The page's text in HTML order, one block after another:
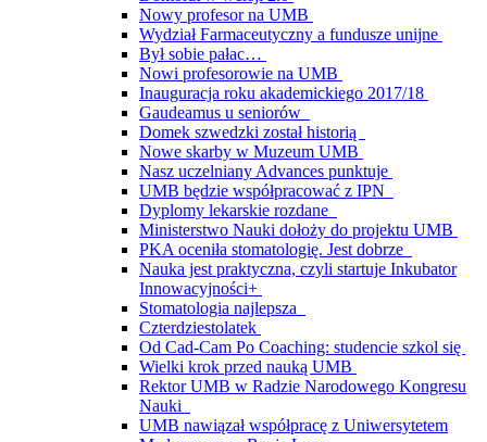
Nowy profesor na UMB
Wydział Farmaceutyczny a fundusze unijne
Był sobie pałac…
Nowi profesorowie na UMB
Inauguracja roku akademickiego 2017/18
Gaudeamus u seniorów
Domek szwedzki został historią
Nowe skarby w Muzeum UMB
Nasz uczelniany Advances punktuje
UMB będzie współpracować z IPN
Dyplomy lekarskie rozdane
Ministerstwo Nauki dołoży do projektu UMB
PKA oceniła stomatologię. Jest dobrze
Nauka jest praktyczna, czyli startuje Inkubator
Innowacyjności+
Stomatologia najlepsza
Czterdziestolatek
Od Cad-Cam Po Coaching: studencie szkol się
Wielki krok przed nauką UMB
Rektor UMB w Radzie Narodowego Kongresu
Nauki
UMB nawiązał współpracę z Uniwersytetem